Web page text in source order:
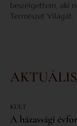
beszélgettem, aki
Természet Világát.
AKTUÁLIS
KULT
A házassági